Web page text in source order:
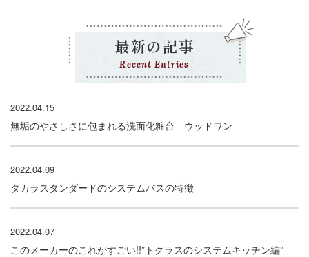
最新の記事
Recent Entries
2022.04.15
無垢のやさしさに包まれる洗面化粧台 ウッドワン
2022.04.09
タカラスタンダードのシステムバスの特徴
2022.04.07
このメーカーのこれがすごい!!”トクラスのシステムキッチン編”